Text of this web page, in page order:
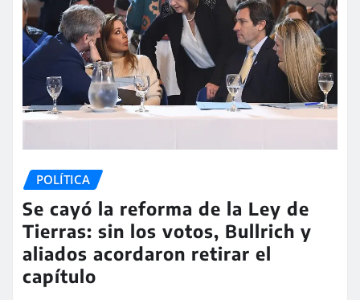
POLÍTICA
Se cayó la reforma de la Ley de
Tierras: sin los votos, Bullrich y
aliados acordaron retirar el
capítulo